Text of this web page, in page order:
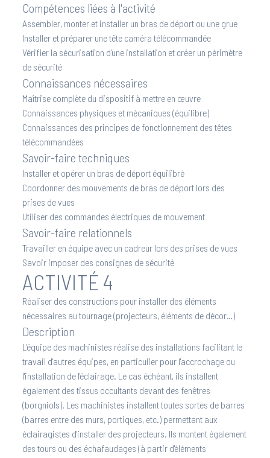
Compétences liées à l'activité
Assembler, monter et installer un bras de déport ou une grue
Installer et préparer une tête caméra télécommandée
Vérifier la sécurisation d'une installation et créer un périmètre
de sécurité
Connaissances nécessaires
Maîtrise complète du dispositif à mettre en œuvre
Connaissances physiques et mécaniques (équilibre)
Connaissances des principes de fonctionnement des têtes
télécommandées
Savoir-faire techniques
Installer et opérer un bras de déport équilibré
Coordonner des mouvements de bras de déport lors des
prises de vues
Utiliser des commandes électriques de mouvement
Savoir-faire relationnels
Travailler en équipe avec un cadreur lors des prises de vues
Savoir imposer des consignes de sécurité
ACTIVITÉ 4
Réaliser des constructions pour installer des éléments
nécessaires au tournage (projecteurs, éléments de décor…)
Description
L'équipe des machinistes réalise des installations facilitant le
travail d'autres équipes, en particulier pour l'accrochage ou
l'installation de l'éclairage. Le cas échéant, ils installent
également des tissus occultants devant des fenêtres
(borgniols). Les machinistes installent toutes sortes de barres
(barres entre des murs, portiques, etc.) permettant aux
éclairagistes d'installer des projecteurs. Ils montent également
des tours ou des échafaudages (à partir d'éléments